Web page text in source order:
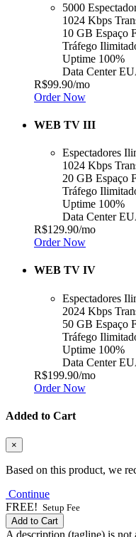
5000
1024 Kbps
10 GB Espaço
Tráfego
Uptime 100%
Data Center
R$99.90/mo
Order Now
WEB TV III
Espectadores
1024 Kbps
20 GB Espaço
Tráfego
Uptime 100%
Data Center
R$129.90/mo
Order Now
WEB TV IV
Espectadores
2024 Kbps
50 GB Espaço
Tráfego
Uptime 100%
Data Center
R$199.90/mo
Order Now
Added to Cart
×
Based on this product, we
Continue
FREE! Setup Fee
Add to Cart